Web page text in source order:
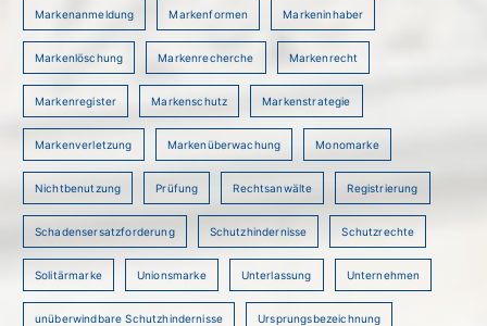
Markenanmeldung Markenformen Markeninhaber
Markenlöschung Markenrecherche Markenrecht
Markenregister Markenschutz Markenstrategie
Markenverletzung Markenüberwachung Monomarke
Nichtbenutzung Prüfung Rechtsanwälte Registrierung
Schadensersatzforderung Schutzhindernisse Schutzrechte
Solitärmarke Unionsmarke Unterlassung Unternehmen
unüberwindbare Schutzhindernisse Ursprungsbezeichnung